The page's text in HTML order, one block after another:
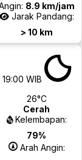
8.9 km/jam
Jarak Pandang:
> 10 km
19:00 WIB
26°C
Cerah
Kelembapan:
79%
Arah Angin: